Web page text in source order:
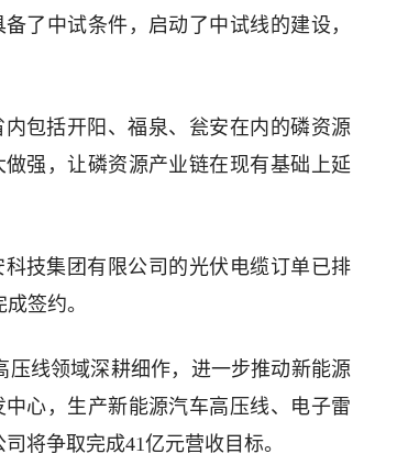
了中试条件，启动了中试线的建设，
包括开阳、福泉、瓮安在内的磷资源
强，让磷资源产业链在现有基础上延
技集团有限公司的光伏电缆订单已排
签约。
压线领域深耕细作，进一步推动新能源
心，生产新能源汽车高压线、电子雷
将争取完成41亿元营收目标。